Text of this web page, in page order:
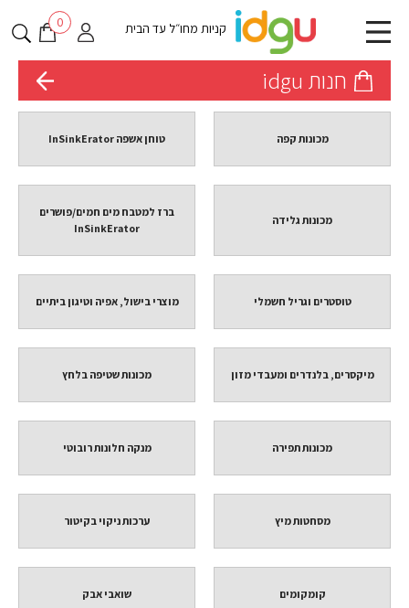
קניות מחו״ל עד הבית 0
חנות idgu
מכונות קפה טוחן אשפה InSinkErator
מכונות גלידה
ברז למטבח מים חמים/פושרים
InSinkErator
טוסטרים וגריל חשמלי מוצרי בישול, אפיה וטיגון ביתיים
מיקסרים, בלנדרים ומעבדי מזון מכונות שטיפה בלחץ
מכונות תפירה מנקה חלונות רובוטי
מסחטות מיץ ערכות ניקוי בקיטור
קומקומים שואבי אבק